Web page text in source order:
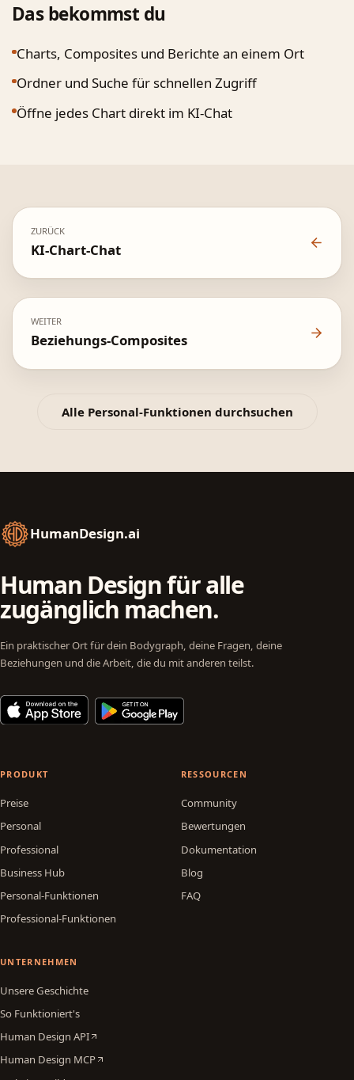
Das bekommst du
Charts, Composites und Berichte an einem Ort
Ordner und Suche für schnellen Zugriff
Öffne jedes Chart direkt im KI-Chat
ZURÜCK
KI-Chart-Chat
WEITER
Beziehungs-Composites
Alle Personal-Funktionen durchsuchen
HumanDesign.ai
Human Design für alle
zugänglich machen.
Ein praktischer Ort für dein Bodygraph, deine Fragen, deine
Beziehungen und die Arbeit, die du mit anderen teilst.
PRODUKT
Preise
Personal
Professional
Business Hub
Personal-Funktionen
Professional-Funktionen
RESSOURCEN
Community
Bewertungen
Dokumentation
Blog
FAQ
UNTERNEHMEN
Unsere Geschichte
So Funktioniert's
Human Design API
Human Design MCP